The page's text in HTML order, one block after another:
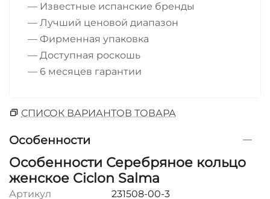
— Известные испанские бренды
— Лучший ценовой диапазон
— Фирменная упаковка
— Доступная роскошь
— 6 месяцев гарантии
СПИСОК ВАРИАНТОВ ТОВАРА
Особенности
Особенности Серебряное кольцо
женское Ciclon Salma
Артикул
231508-00-3